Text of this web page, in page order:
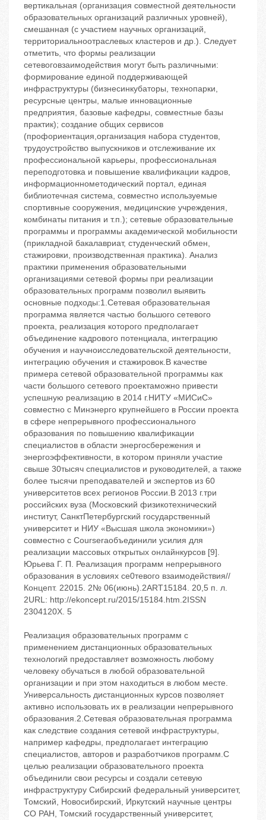
вертикальная (организация совместной деятельности
образовательных организаций различных уровней),
смешанная (с участием научных организаций,
территориальноотраслевых кластеров и др.). Следует
отметить, что формы реализации
сетевоговзаимодействия могут быть различными:
формирование единой поддерживающей
инфраструктуры (бизнесинкубаторы, технопарки,
ресурсные центры, малые инновационные
предприятия, базовые кафедры, совместные базы
практик); создание общих сервисов
(профориентация,организация набора студентов,
трудоустройство выпускников и отслеживание их
профессиональной карьеры, профессиональная
переподготовка и повышение квалификации кадров,
информационнометодический портал, единая
библиотечная система, совместно используемые
спортивные сооружения, медицинские учреждения,
комбинаты питания и т.п.); сетевые образовательные
программы и программы академической мобильности
(прикладной бакалавриат, студенческий обмен,
стажировки, производственная практика). Анализ
практики применения образовательными
организациями сетевой формы при реализации
образовательных программ позволил выявить
основные подходы:1.Сетевая образовательная
программа является частью большого сетевого
проекта, реализация которого предполагает
объединение кадрового потенциала, интеграцию
обучения и научноисследовательской деятельности,
интеграцию обучения и стажировок.В качестве
примера сетевой образовательной программы как
части большого сетевого проектаможно привести
успешную реализацию в 2014 г.НИТУ «МИСиС»
совместно с Минэнерго крупнейшего в России проекта
в сфере непрерывного профессионального
образования по повышению квалификации
специалистов в области энергосбережения и
энергоэффективности, в котором приняли участие
свыше 30тысяч специалистов и руководителей, а также
более тысячи преподавателей и экспертов из 60
университетов всех регионов России.В 2013 г.три
российских вуза (Московский физикотехнический
институт, СанктПетербургский государственный
университет и НИУ «Высшая школа экономики»)
совместно с Courseraобъединили усилия для
реализации массовых открытых онлайнкурсов [9].
Юрьева Г. П. Реализация программ непрерывного
образования в условиях се0тевого взаимодействия//
Концепт. 22015. 2№ 06(июнь).2ART15184. 20,5 п. л.
2URL: http://ekoncept.ru/2015/15184.htm.2ISSN
2304120X. 5
Реализация образовательных программ с
применением дистанционных образовательных
технологий предоставляет возможность любому
человеку обучаться в любой образовательной
организации и при этом находиться в любом месте.
Универсальность дистанционных курсов позволяет
активно использовать их в реализации непрерывного
образования.2.Сетевая образовательная программа
как следствие создания сетевой инфраструктуры,
например кафедры, предполагает интеграцию
специалистов, авторов и разработчиков программ.С
целью реализации образовательного проекта
объединили свои ресурсы и создали сетевую
инфраструктуру Сибирский федеральный университет,
Томский, Новосибирский, Иркутский научные центры
СО РАН, Томский государственный университет,